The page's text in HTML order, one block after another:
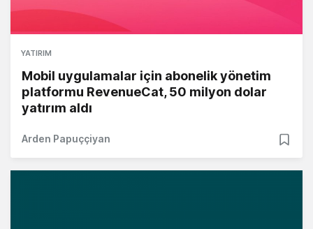
YATIRIM
Mobil uygulamalar için abonelik yönetim
platformu RevenueCat, 50 milyon dolar
yatırım aldı
Arden Papuççiyan